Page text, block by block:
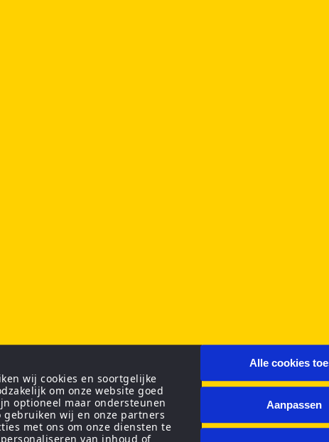
wij cookies en soortgelijke
om onze website goed
optioneel maar ondersteunen
wij en onze partners
met ons om onze diensten te
van inhoud of
Alle cookies
Aanpassen